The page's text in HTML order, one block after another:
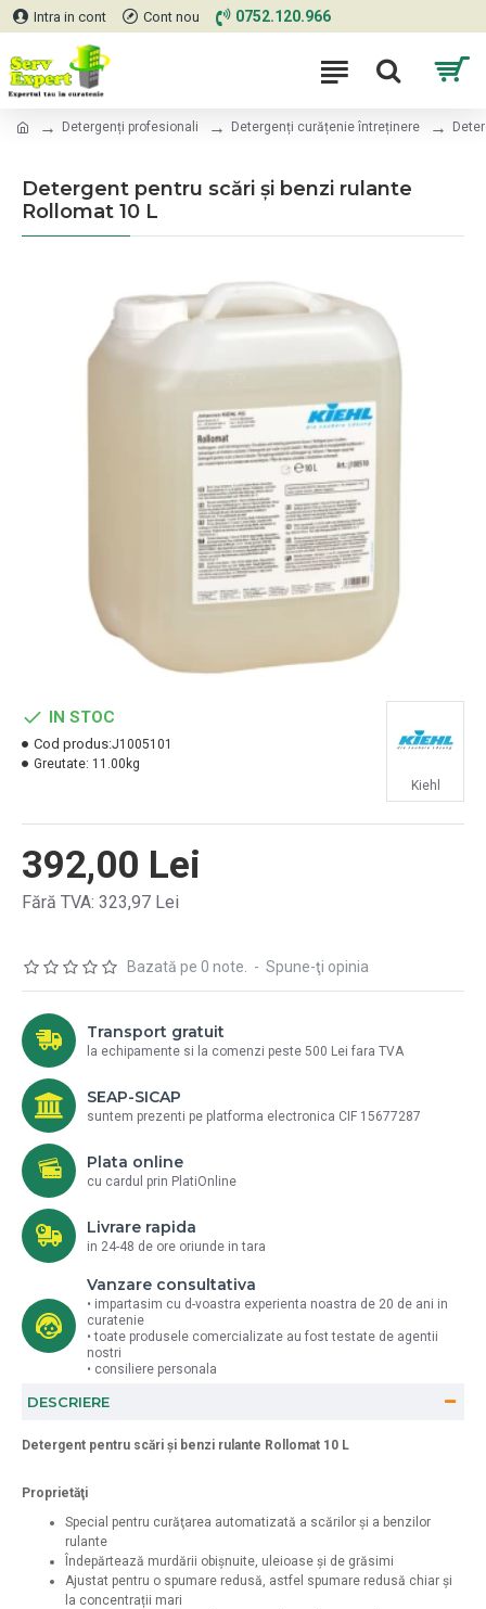
Intra in cont Cont nou 0752.120.966
Detergenți profesionali Detergenți curățenie întreținere
Detergent pentru scări şi benzi rulante
Rollomat 10 L
Bazată pe 0 note. - Spune-ţi opinia
392,00 Lei
Fără TVA: 323,97 Lei
IN STOC
Cod produs:J1005101
Greutate: 11.00kg
Kiehl
Transport gratuit
la echipamente si la comenzi peste 500 Lei fara TVA
SEAP-SICAP
suntem prezenti pe platforma electronica CIF 15677287
Plata online
cu cardul prin PlatiOnline
Livrare rapida
in 24-48 de ore oriunde in tara
Vanzare consultativa
• impartasim cu d-voastra experienta noastra de 20 de ani in
curatenie
• toate produsele comercializate au fost testate de agentii
nostri
• consiliere personala
DESCRIERE
Detergent pentru scări şi benzi rulante Rollomat 10 L
Proprietăţi
Special pentru curăţarea automatizată a scărilor şi a benzilor
rulante
Îndepărtează murdării obișnuite, uleioase și de grăsimi
Ajustat pentru o spumare redusă, astfel spumare redusă chiar și
la concentrații mari